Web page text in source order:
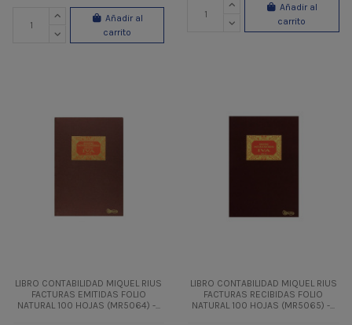
Añadir al
carrito
Añadir al
carrito
LIBRO CONTABILIDAD MIQUEL RIUS
FACTURAS EMITIDAS FOLIO
NATURAL 100 HOJAS (MR5064) -...
LIBRO CONTABILIDAD MIQUEL RIUS
FACTURAS RECIBIDAS FOLIO
NATURAL 100 HOJAS (MR5065) -...